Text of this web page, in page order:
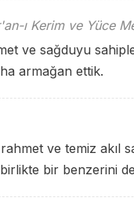
ı Kerim ve Yüce
ve sağduyu
armağan ettik.
rahmet ve temiz
bir benzerini de